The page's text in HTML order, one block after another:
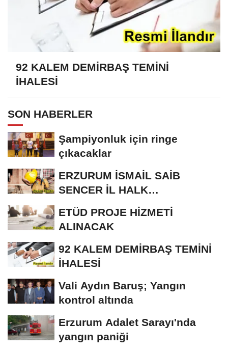
92 KALEM DEMİRBAŞ TEMİNİ
İHALESİ
SON HABERLER
Şampiyonluk için ringe
çıkacaklar
ERZURUM İSMAİL SAİB
SENCER İL HALK
KÜTÜPHANESİ BAKIM VE
ONARIM...
ETÜD PROJE HİZMETİ
ALINACAK
92 KALEM DEMİRBAŞ TEMİNİ
İHALESİ
Vali Aydın Baruş; Yangın
kontrol altında
Erzurum Adalet Sarayı'nda
yangın paniği